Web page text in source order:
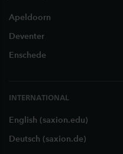
Apeldoorn
Deventer
Enschede
INTERNATIONAL
English (saxion.edu)
Deutsch (saxion.de)